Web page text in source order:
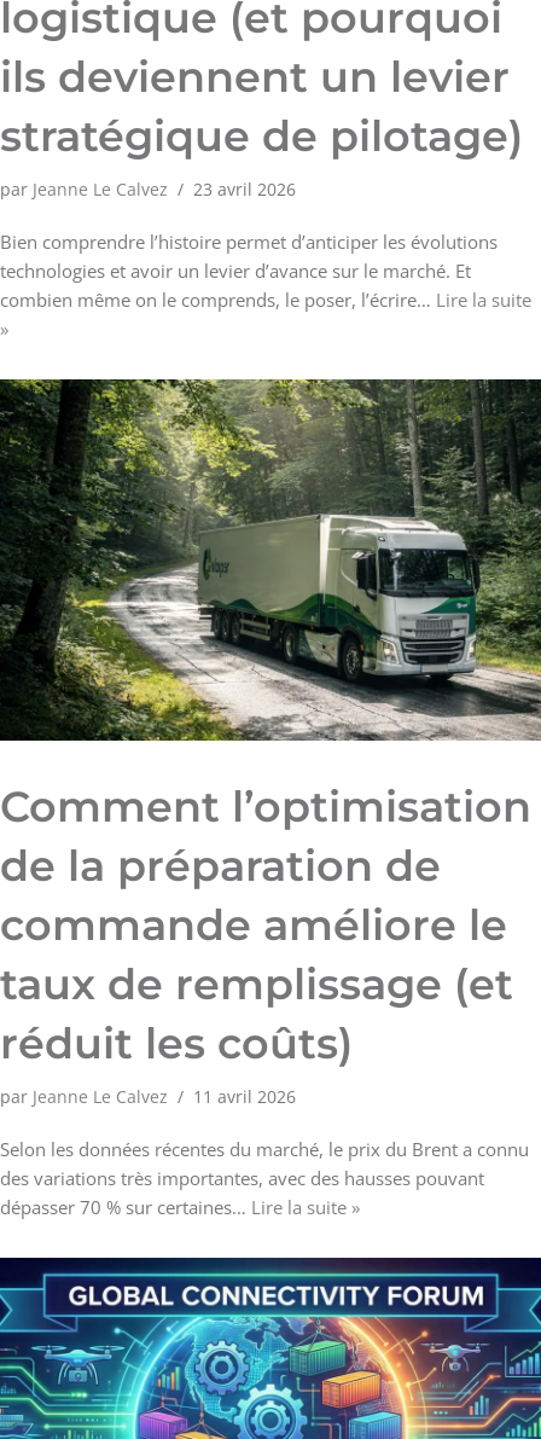
logistique (et pourquoi
ils deviennent un levier
stratégique de pilotage)
par Jeanne Le Calvez 23 avril 2026
Bien comprendre l’histoire permet d’anticiper les évolutions
technologies et avoir un levier d’avance sur le marché. Et
combien même on le comprends, le poser, l’écrire… Lire la suite
»
Comment l’optimisation
de la préparation de
commande améliore le
taux de remplissage (et
réduit les coûts)
par Jeanne Le Calvez 11 avril 2026
Selon les données récentes du marché, le prix du Brent a connu
des variations très importantes, avec des hausses pouvant
dépasser 70 % sur certaines… Lire la suite »